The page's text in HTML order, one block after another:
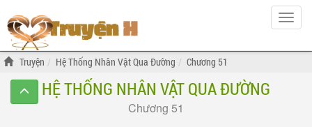
Hiện
menu
Truyện Hệ Thống Nhân Vật Qua Đường Chương 51
HỆ THỐNG NHÂN VẬT QUA ĐƯỜNG
Chương 51